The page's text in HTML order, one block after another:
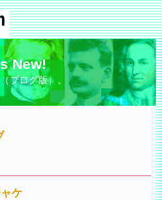
New!
ブログ版）。
ケ